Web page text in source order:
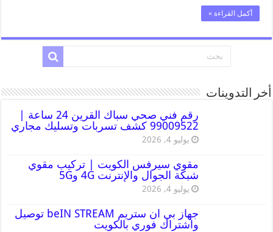
أكمل القراءة »
أخر التدوينات
رقم فني صحي سباك القرين 24 ساعة |
99009522 كشف تسربات وتسليك مجاري
يوليو 4, 2026
مقوي سيرفس الكويت | تركيب مقوي
شبكة الجوال والإنترنت 4G و5G
يوليو 4, 2026
جهاز بي ان ستريم beIN STREAM توصيل
واشتراك فوري بالكويت